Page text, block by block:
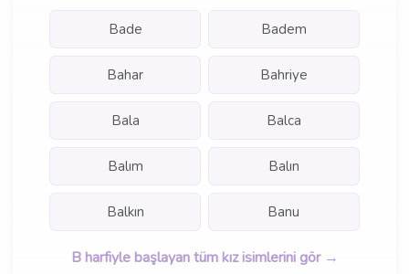
Bade Badem
Bahar Bahriye
Bala Balca
Balım Balın
Balkın Banu
B harfiyle başlayan tüm kız isimlerini gör →